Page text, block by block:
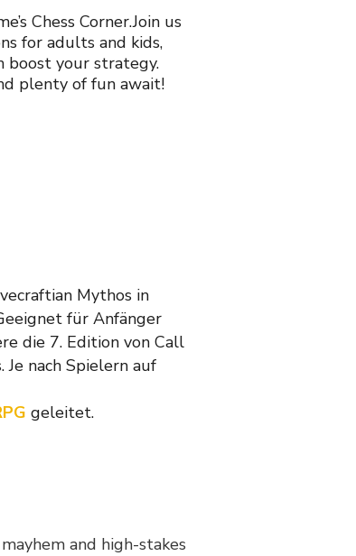
Chess Corner.Join us
for adults and kids,
boost your strategy.
plenty of fun await!
Mythos in
für Anfänger
die 7. Edition von Call
Je nach Spielern auf
geleitet.
and high-stakes